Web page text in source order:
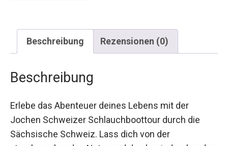
Beschreibung Rezensionen (0)
Beschreibung
Erlebe das Abenteuer deines Lebens mit der
Jochen Schweizer Schlauchboottour durch die
Sächsische Schweiz. Lass dich von der